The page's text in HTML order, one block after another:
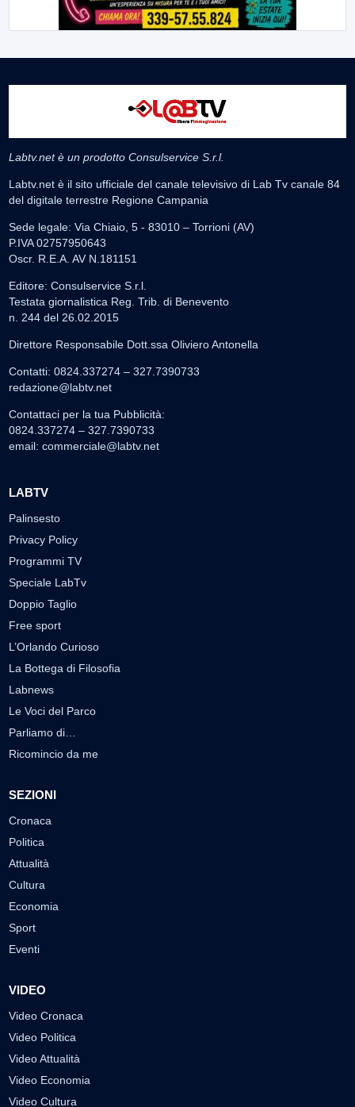
Labtv.net è un prodotto Consulservice S.r.l.
Labtv.net è il sito ufficiale del canale televisivo di Lab Tv canale 84
del digitale terrestre Regione Campania
Sede legale: Via Chiaio, 5 - 83010 – Torrioni (AV)
P.IVA 02757950643
Oscr. R.E.A. AV N.181151
Editore: Consulservice S.r.l.
Testata giornalistica Reg. Trib. di Benevento
n. 244 del 26.02.2015
Direttore Responsabile Dott.ssa Oliviero Antonella
Contatti: 0824.337274 – 327.7390733
redazione@labtv.net
Contattaci per la tua Pubblicità:
0824.337274 – 327.7390733
email: commerciale@labtv.net
LABTV
Palinsesto
Privacy Policy
Programmi TV
Speciale LabTv
Doppio Taglio
Free sport
L’Orlando Curioso
La Bottega di Filosofia
Labnews
Le Voci del Parco
Parliamo di…
Ricomincio da me
SEZIONI
Cronaca
Politica
Attualità
Cultura
Economia
Sport
Eventi
VIDEO
Video Cronaca
Video Politica
Video Attualità
Video Economia
Video Cultura